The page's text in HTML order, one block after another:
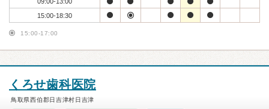
15:00-18:30
15:00-17:00
くろせ歯科医院
鳥取県西伯郡日吉津村日吉津